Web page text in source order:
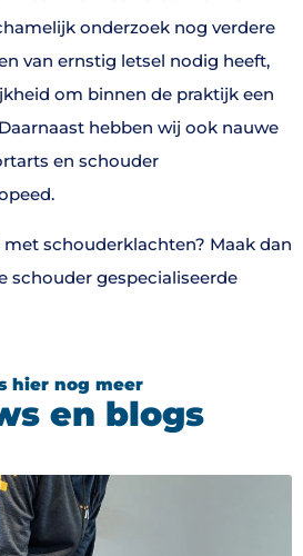
onderzoek nog verdere
van ernstig letsel nodig heeft,
om binnen de praktijk een
hebben wij ook nauwe
en schouder
schouderklachten? Maak dan
schouder gespecialiseerde
hier nog meer
en blogs